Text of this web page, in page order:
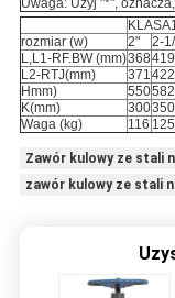
rozmiar (w)
2" 2-
L,L1-RF.BW (mm)368419
L2-RTJ(mm)
371 422
Hmm)
550582
K(mm)
300350
Waga (kg)
116 125
Zawór kulowy ze stali
zawór kulowy ze stali